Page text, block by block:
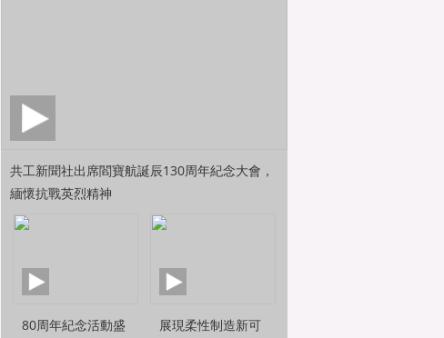
共工新聞社出席閻寶航誕辰130周年紀念大會，
緬懷抗戰英烈精神
80周年紀念活動盛
展現柔性制造新可